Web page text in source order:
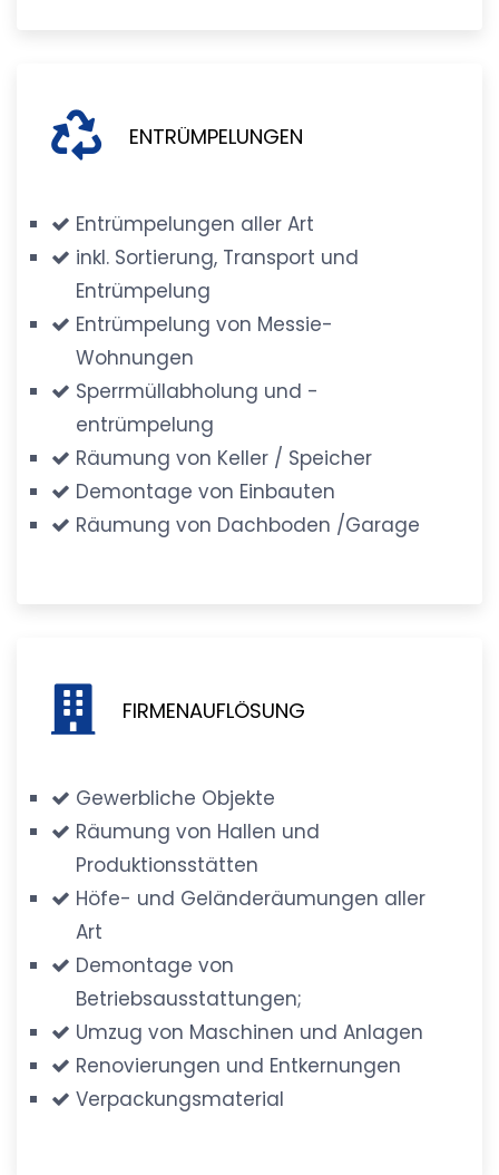
ENTRÜMPELUNGEN
Entrümpelungen aller Art
inkl. Sortierung, Transport und
Entrümpelung
Entrümpelung von Messie-
Wohnungen
Sperrmüllabholung und -
entrümpelung
Räumung von Keller / Speicher
Demontage von Einbauten
Räumung von Dachboden /Garage
FIRMENAUFLÖSUNG
Gewerbliche Objekte
Räumung von Hallen und
Produktionsstätten
Höfe- und Geländeräumungen aller
Art
Demontage von
Betriebsausstattungen;
Umzug von Maschinen und Anlagen
Renovierungen und Entkernungen
Verpackungsmaterial